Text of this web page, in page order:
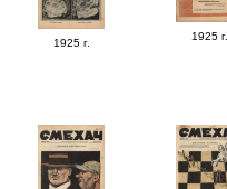
1925 г.
1925 г.